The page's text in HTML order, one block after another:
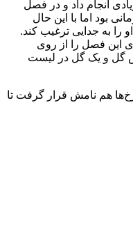
درباره شهادت